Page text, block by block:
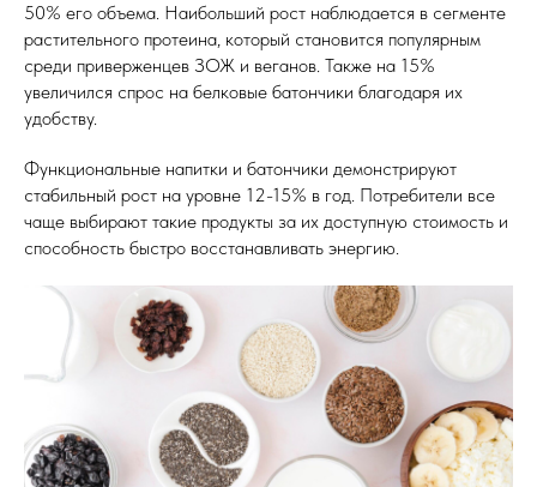
50% его объема. Наибольший рост наблюдается в сегменте
растительного протеина, который становится популярным
среди приверженцев ЗОЖ и веганов. Также на 15%
увеличился спрос на белковые батончики благодаря их
удобству.
Функциональные напитки и батончики демонстрируют
стабильный рост на уровне 12-15% в год. Потребители все
чаще выбирают такие продукты за их доступную стоимость и
способность быстро восстанавливать энергию.